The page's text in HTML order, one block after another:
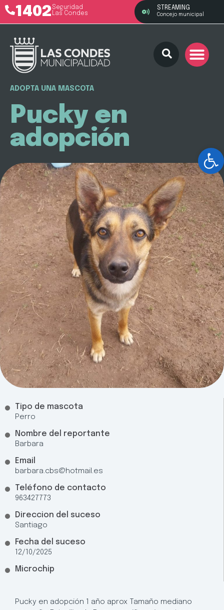
1402 Seguridad
Las Condes
STREAMING
Concejo municipal
ADOPTA UNA MASCOTA
Pucky en
adopción
Tipo de mascota
Perro
Nombre del reportante
Barbara
Email
barbara.cbs@hotmail.es
Teléfono de contacto
963427773
Direccion del suceso
Santiago
Fecha del suceso
12/10/2025
Microchip
Pucky en adopción 1 año aprox Tamaño mediano